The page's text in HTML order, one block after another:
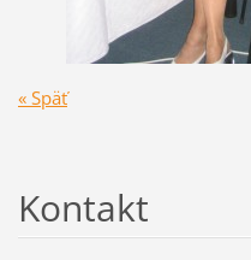
« Späť
Kontakt